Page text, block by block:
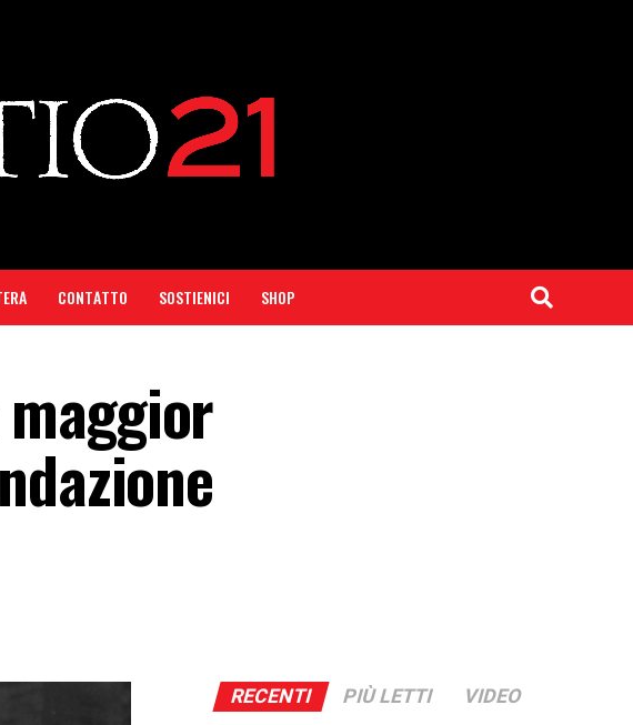
CONTATTO SOSTIENICI SHOP
RECENTI PIÙ LETTI VIDEO